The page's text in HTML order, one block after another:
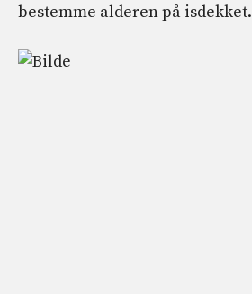
bestemme alderen på isdekket.